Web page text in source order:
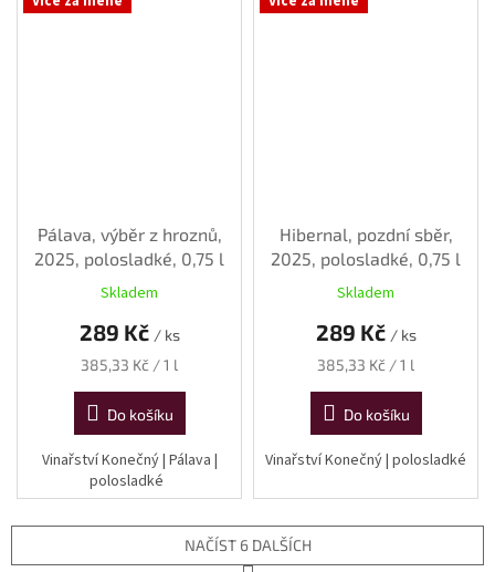
Pálava, výběr z hroznů,
2025, polosladké, 0,75 l
Skladem
289 Kč / ks
Měrná
385,33 Kč / 1 l
Do košíku
Vinařství Konečný | Pálava |
polosladké
Hibernal, pozdní sběr,
2025, polosladké, 0,75 l
Skladem
289 Kč / ks
Měrná
385,33 Kč / 1 l
Do košíku
Vinařství Konečný | polosladké
NAČÍST 6 DALŠÍCH